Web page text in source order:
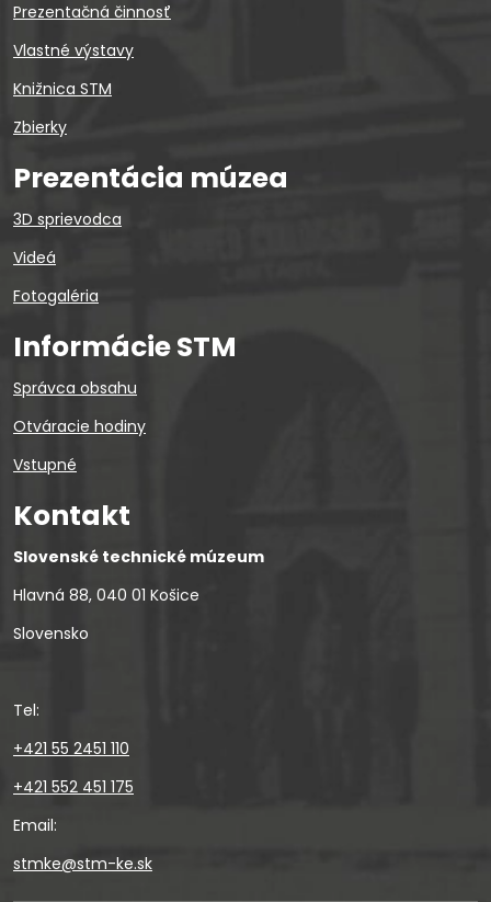
Prezentačná činnosť
Vlastné výstavy
Knižnica STM
Zbierky
Prezentácia múzea
3D sprievodca
Videá
Fotogaléria
Informácie STM
Správca obsahu
Otváracie hodiny
Vstupné
Kontakt
Slovenské technické múzeum
Hlavná 88, 040 01 Košice
Slovensko
Tel:
+421 55 2451 110
+421 552 451 175
Email:
stmke@stm-ke.sk